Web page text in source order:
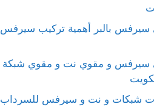
بالبر أهمية تركيب سيرفس
سيرفس و مقوي نت و مقوي شبكة
شبكات و نت و سيرفس للسرداب